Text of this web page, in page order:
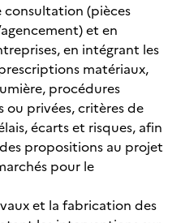
consultation (pièces
et en
en intégrant les
matériaux,
procédures
ou privées, critères de
écarts et risques, afin
propositions au projet
pour le
et la fabrication des